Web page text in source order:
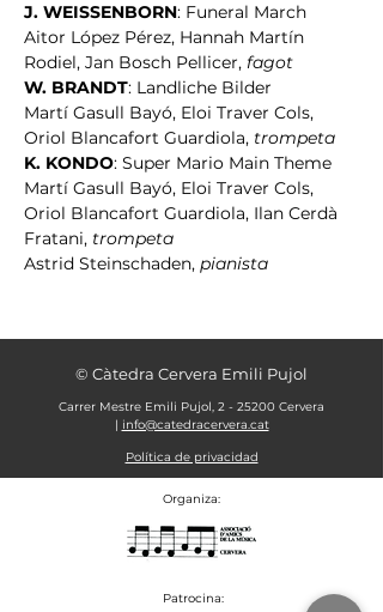
J. WEISSENBORN: Funeral March
Aitor López Pérez, Hannah Martín
Rodiel, Jan Bosch Pellicer, fagot
W. BRANDT: Landliche Bilder
Martí Gasull Bayó, Eloi Traver Cols,
Oriol Blancafort Guardiola, trompeta
K. KONDO: Super Mario Main Theme
Martí Gasull Bayó, Eloi Traver Cols,
Oriol Blancafort Guardiola, Ilan Cerdà
Fratani, trompeta
Astrid Steinschaden, pianista
© Càtedra Cervera Emili Pujol
Carrer Mestre Emili Pujol, 2 - 25200 Cervera
| info@catedracervera.cat
Política de privacidad
Organiza:
Patrocina: